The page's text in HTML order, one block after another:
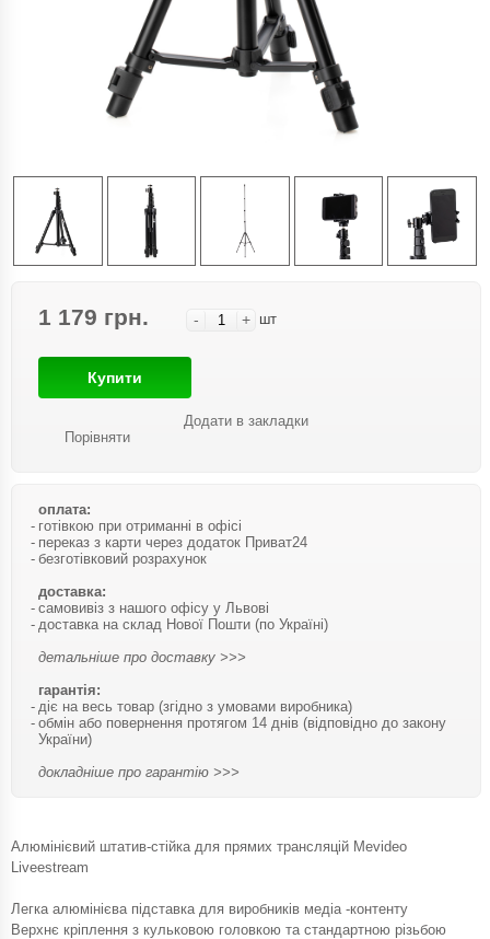
1 179 грн. - + шт
Купити
Порівняти
Додати в закладки
оплата:
готівкою при отриманні в офісі
переказ з карти через додаток Приват24
безготівковий розрахунок
доставка:
самовивіз з нашого офісу у Львові
доставка на склад Нової Пошти (по Україні)
детальніше про доставку >>>
гарантія:
діє на весь товар (згідно з умовами виробника)
обмін або повернення протягом 14 днів (відповідно до закону
України)
докладніше про гарантію >>>
Алюмінієвий штатив-стійка для прямих трансляцій Mevideo
Liveestream
Легка алюмінієва підставка для виробників медіа -контенту
Верхнє кріплення з кульковою головкою та стандартною різьбою